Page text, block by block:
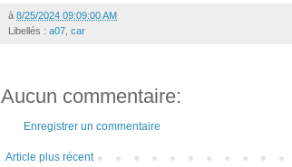
à 8/25/2024 09:09:00 AM
Libellés : a07 car
Aucun commentaire:
Enregistrer un commentaire
Article plus récent